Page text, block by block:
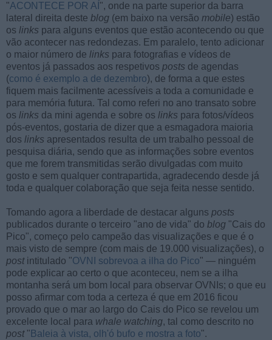
"ACONTECE POR AÍ ", onde na parte superior da barra
lateral direita deste blog (em baixo na versão mobile) estão
os links para alguns eventos que estão acontecendo ou que
vão acontecer nas redondezas. Em paralelo, tento adicionar
o maior número de links para fotografias e vídeos de
eventos já passados aos respetivos posts de agendas
(como é exemplo a de dezembro), de forma a que estes
fiquem mais facilmente acessíveis a toda a comunidade e
para memória futura. Tal como referi no ano transato sobre
os links da mini agenda e sobre os links para fotos/vídeos
pós-eventos, gostaria de dizer que a esmagadora maioria
dos links apresentados resulta de um trabalho pessoal de
pesquisa diária, sendo que as informações sobre eventos
que me forem transmitidas serão divulgadas com muito
gosto e sem qualquer contrapartida, agradecendo desde já
toda e qualquer colaboração que seja feita nesse sentido.
Tomando agora a liberdade de destacar alguns posts
publicados durante o terceiro "ano de vida" do blog "Cais do
Pico", começo pelo campeão das visualizações e que é o
mais visto de sempre (com mais de 19.000 visualizações), o
postintitulado "OVNI sobrevoa a ilha do Pico" — ninguém
pode explicar ao certo o que aconteceu, nem se a ilha
montanha será um bom local para observar OVNIs; o que eu
posso afirmar com toda a certeza é que em 2016 ficou
provado que o mar ao largo do Cais do Pico se revelou um
excelente local para whale watching, tal como descrito no
post" Baleia à vista, olh'ó bufo e mostra a foto".